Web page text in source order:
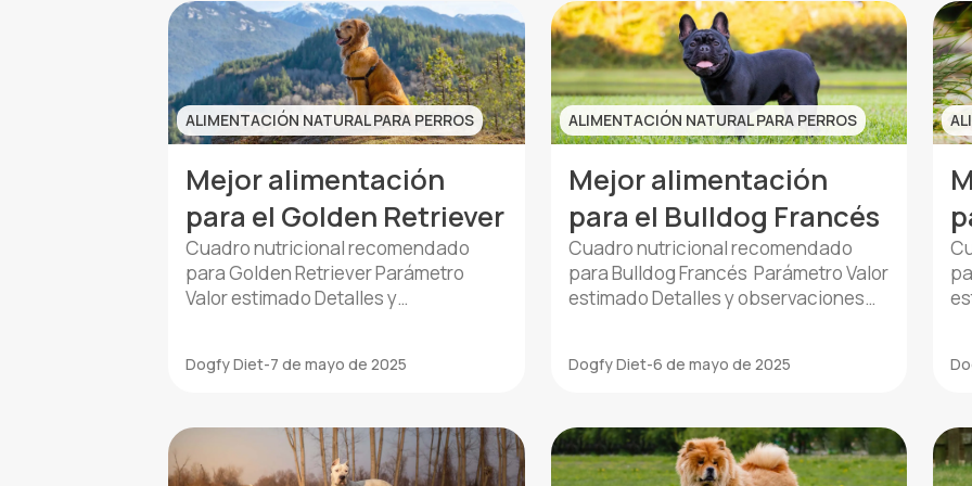
2 comidas […]
ALIMENTACIÓN NATURAL PARA PERROS
Mejor alimentación
para el Golden Retriever
Cuadro nutricional recomendado
para Golden Retriever Parámetro
Valor estimado Detalles y
entre 30–34 kg; las hembras, entre
diario 1,300–1,700 kcal Varía según la
edad, nivel de actividad y estado de
salud. Frecuencia de comidas 2
Dogfy Diet-7 de mayo de 2025
ALIMENTACIÓN NATURAL PARA PERROS
Mejor alimentación
para el Bulldog Francés
Cuadro nutricional recomendado
para Bulldog Francés Parámetro Valor
estimado Detalles y observaciones
Requerimiento calórico diario 400–
actividad y condiciones fisiológicas
Frecuencia de comidas 2–3 tomas
diarias Ideal para evitar atracones y
Dogfy Diet-6 de mayo de 2025